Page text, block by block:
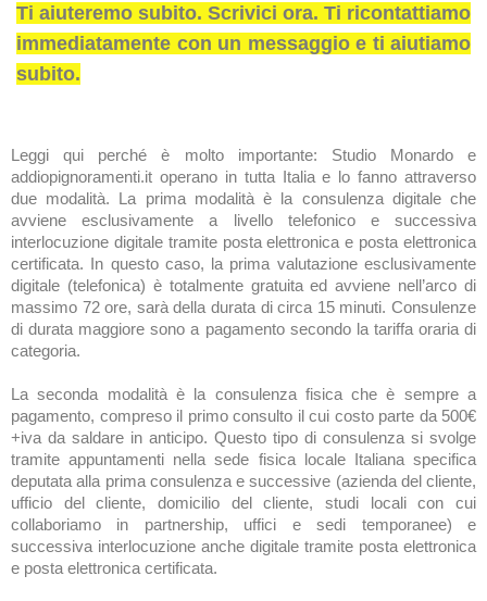
Ti aiuteremo subito. Scrivici ora. Ti ricontattiamo
immediatamente con un messaggio e ti aiutiamo
subito.
Leggi qui perché è molto importante: Studio Monardo e
addiopignoramenti.it operano in tutta Italia e lo fanno attraverso
due modalità. La prima modalità è la consulenza digitale che
avviene esclusivamente a livello telefonico e successiva
interlocuzione digitale tramite posta elettronica e posta elettronica
certificata. In questo caso, la prima valutazione esclusivamente
digitale (telefonica) è totalmente gratuita ed avviene nell’arco di
massimo 72 ore, sarà della durata di circa 15 minuti. Consulenze
di durata maggiore sono a pagamento secondo la tariffa oraria di
categoria.
La seconda modalità è la consulenza fisica che è sempre a
pagamento, compreso il primo consulto il cui costo parte da 500€
+iva da saldare in anticipo. Questo tipo di consulenza si svolge
tramite appuntamenti nella sede fisica locale Italiana specifica
deputata alla prima consulenza e successive (azienda del cliente,
ufficio del cliente, domicilio del cliente, studi locali con cui
collaboriamo in partnership, uffici e sedi temporanee) e
successiva interlocuzione anche digitale tramite posta elettronica
e posta elettronica certificata.